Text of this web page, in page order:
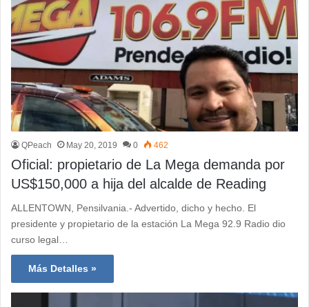
QPeach May 20, 2019 0 462
Oficial: propietario de La Mega demanda por
US$150,000 a hija del alcalde de Reading
ALLENTOWN, Pensilvania.- Advertido, dicho y hecho. El
presidente y propietario de la estación La Mega 92.9 Radio dio
curso legal…
Más Detalles »